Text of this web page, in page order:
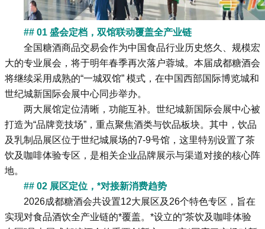
## 01 盛会定档，双馆联动覆盖全产业链
全国糖酒商品交易会作为中国食品行业历史悠久、规模宏
大的专业展会，将于明年春季再次落户蓉城。本届成都糖酒会
将继续采用成熟的“一城双馆” 模式，在中国西部国际博览城和
世纪城新国际会展中心同步举办。
两大展馆定位清晰，功能互补。世纪城新国际会展中心被
打造为“品牌竞技场”，重点聚焦酒类与饮品板块。其中，饮品
及乳制品展区位于世纪城展场的7-9号馆，这里特别设置了茶
饮及咖啡体验专区，是相关企业品牌展示与渠道对接的核心阵
地。
## 02 展区定位，*对接新消费趋势
2026成都糖酒会共设置12大展区及26个特色专区，旨在
实现对食品酒饮全产业链的*覆盖。*设立的“茶饮及咖啡体验